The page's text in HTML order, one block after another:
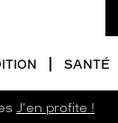
SANTÉ
J'en profite !